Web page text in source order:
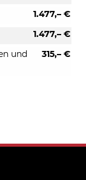
1.477,– €
1.477,– €
315,– €
und